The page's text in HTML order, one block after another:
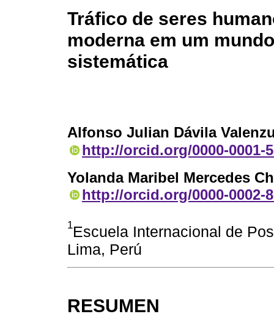
Tráfico de seres
moderna em um
sistemática
Alfonso Julian Dávila
http://orcid.org/0000-0001-
Yolanda Maribel Mercedes
http://orcid.org/0000-0002-
1Escuela Internacional de
Lima, Perú
RESUMEN